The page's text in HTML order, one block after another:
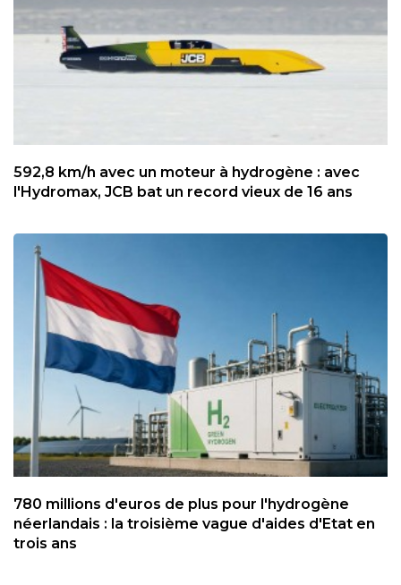
592,8 km/h avec un moteur à hydrogène : avec
l'Hydromax, JCB bat un record vieux de 16 ans
780 millions d'euros de plus pour l'hydrogène
néerlandais : la troisième vague d'aides d'Etat en
trois ans